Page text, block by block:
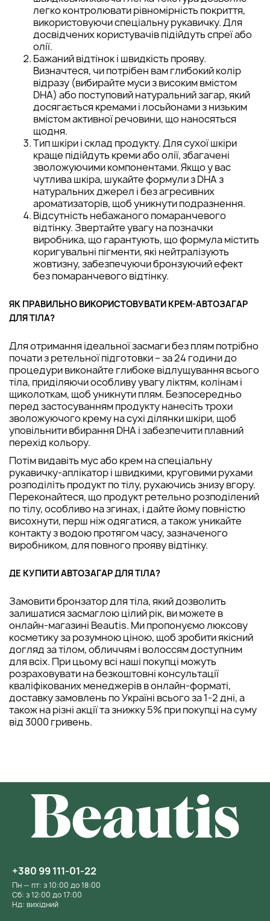
легко контролювати рівномірність покриття,
використовуючи спеціальну рукавичку. Для
досвідчених користувачів підійдуть спреї або
олії.
Бажаний відтінок і швидкість прояву.
Визначтеся, чи потрібен вам глибокий колір
відразу (вибирайте муси з високим вмістом
DHA) або поступовий натуральний загар, який
досягається кремами і лосьйонами з низьким
вмістом активної речовини, що наносяться
щодня.
Тип шкіри і склад продукту. Для сухої шкіри
краще підійдуть креми або олії, збагачені
зволожуючими компонентами. Якщо у вас
чутлива шкіра, шукайте формули з DHA з
натуральних джерел і без агресивних
ароматизаторів, щоб уникнути подразнення.
Відсутність небажаного помаранчевого
відтінку. Звертайте увагу на позначки
виробника, що гарантують, що формула містить
коригувальні пігменти, які нейтралізують
жовтизну, забезпечуючи бронзуючий ефект
без помаранчевого відтінку.
ЯК ПРАВИЛЬНО ВИКОРИСТОВУВАТИ КРЕМ-АВТОЗАГАР
ДЛЯ ТІЛА?
Для отримання ідеальної засмаги без плям потрібно
почати з ретельної підготовки – за 24 години до
процедури виконайте глибоке відлущування всього
тіла, приділяючи особливу увагу ліктям, колінам і
щиколоткам, щоб уникнути плям. Безпосередньо
перед застосуванням продукту нанесіть трохи
зволожуючого крему на сухі ділянки шкіри, щоб
уповільнити вбирання DHA і забезпечити плавний
перехід кольору.
Потім видавіть мус або крем на спеціальну
рукавичку-аплікатор і швидкими, круговими рухами
розподіліть продукт по тілу, рухаючись знизу вгору.
Переконайтеся, що продукт ретельно розподілений
по тілу, особливо на згинах, і дайте йому повністю
висохнути, перш ніж одягатися, а також уникайте
контакту з водою протягом часу, зазначеного
виробником, для повного прояву відтінку.
ДЕ КУПИТИ АВТОЗАГАР ДЛЯ ТІЛА?
Замовити бронзатор для тіла, який дозволить
залишатися засмаглою цілий рік, ви можете в
онлайн-магазині Beautis. Ми пропонуємо люксову
косметику за розумною ціною, щоб зробити якісний
догляд за тілом, обличчям і волоссям доступним
для всіх. При цьому всі наші покупці можуть
розраховувати на безкоштовні консультації
кваліфікованих менеджерів в онлайн-форматі,
доставку замовлень по Україні всього за 1-2 дні, а
також на різні акції та знижку 5% при покупці на суму
від 3000 гривень.
+380 99 111-01-22
Пн — пт: з 10:00 до 18:00
Сб: з 12:00 до 17:00
Нд: вихідний